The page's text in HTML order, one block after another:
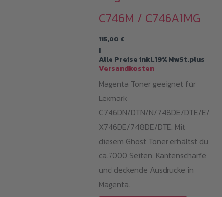
C746M / C746A1MG
115,00 €
i
Alle Preise inkl.19% MwSt.plus
Versandkosten
Magenta Toner geeignet für
Lexmark
C746DN/DTN/N/748DE/DTE/E/
X746DE/748DE/DTE. Mit
diesem Ghost Toner erhältst du
ca.7000 Seiten. Kantenscharfe
und deckende Ausdrucke in
Magenta.